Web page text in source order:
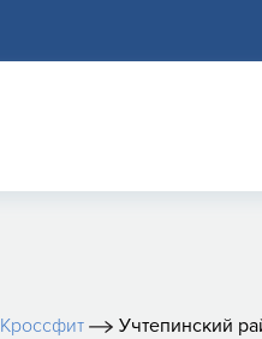
Кроссфит Учтепинский